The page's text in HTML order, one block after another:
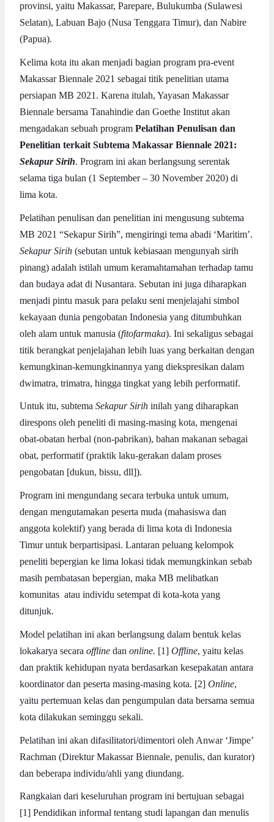
provinsi, yaitu Makassar, Parepare, Bulukumba (Sulawesi
Selatan), Labuan Bajo (Nusa Tenggara Timur), dan Nabire
(Papua).
Kelima kota itu akan menjadi bagian program pra-event
Makassar Biennale 2021 sebagai titik penelitian utama
persiapan MB 2021. Karena itulah, Yayasan Makassar
Biennale bersama Tanahindie dan Goethe Institut akan
mengadakan sebuah program Pelatihan Penulisan dan
Penelitian terkait Subtema Makassar Biennale 2021:
Sekapur Sirih. Program ini akan berlangsung serentak
selama tiga bulan (1 September – 30 November 2020) di
lima kota.
Pelatihan penulisan dan penelitian ini mengusung subtema
MB 2021 “Sekapur Sirih”, mengiringi tema abadi ‘Maritim’.
Sekapur Sirih (sebutan untuk kebiasaan mengunyah sirih
pinang) adalah istilah umum keramahtamahan terhadap tamu
dan budaya adat di Nusantara. Sebutan ini juga diharapkan
menjadi pintu masuk para pelaku seni menjelajahi simbol
kekayaan dunia pengobatan Indonesia yang ditumbuhkan
oleh alam untuk manusia (fitofarmaka). Ini sekaligus sebagai
titik berangkat penjelajahan lebih luas yang berkaitan dengan
kemungkinan-kemungkinannya yang diekspresikan dalam
dwimatra, trimatra, hingga tingkat yang lebih performatif.
Untuk itu, subtema Sekapur Sirih inilah yang diharapkan
direspons oleh peneliti di masing-masing kota, mengenai
obat-obatan herbal (non-pabrikan), bahan makanan sebagai
obat, performatif (praktik laku-gerakan dalam proses
pengobatan [dukun, bissu, dll]).
Program ini mengundang secara terbuka untuk umum,
dengan mengutamakan peserta muda (mahasiswa dan
anggota kolektif) yang berada di lima kota di Indonesia
Timur untuk berpartisipasi. Lantaran peluang kelompok
peneliti bepergian ke lima lokasi tidak memungkinkan sebab
masih pembatasan bepergian, maka MB melibatkan
komunitas atau individu setempat di kota-kota yang
ditunjuk.
Model pelatihan ini akan berlangsung dalam bentuk kelas
lokakarya secara offline dan online. [1] Offline, yaitu kelas
dan praktik kehidupan nyata berdasarkan kesepakatan antara
koordinator dan peserta masing-masing kota. [2] Online,
yaitu pertemuan kelas dan pengumpulan data bersama semua
kota dilakukan seminggu sekali.
Pelatihan ini akan difasilitatori/dimentori oleh Anwar ‘Jimpe’
Rachman (Direktur Makassar Biennale, penulis, dan kurator)
dan beberapa individu/ahli yang diundang.
Rangkaian dari keseluruhan program ini bertujuan sebagai
[1] Pendidikan informal tentang studi lapangan dan menulis